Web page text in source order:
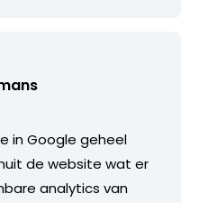
in Google geheel
de website wat er
analytics van